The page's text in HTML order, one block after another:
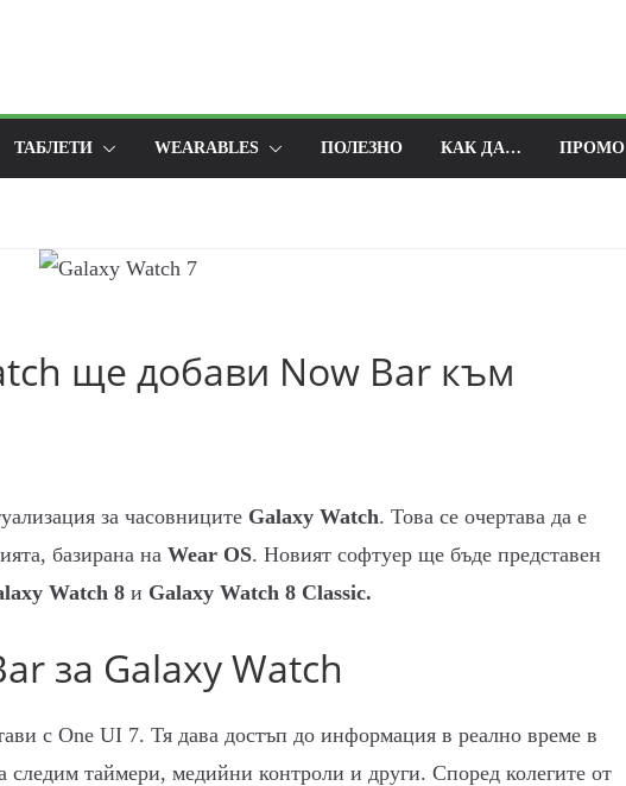
ТАБЛЕТИ WEARABLES ПОЛЕЗНО КАК ДА… ПРОМО
ще добави Now Bar към
за часовниците Galaxy Watch. Това се очертава да е
базирана на Wear OS. Новият софтуер ще бъде представен
Watch 8 и Galaxy Watch 8 Classic.
за Galaxy Watch
с One UI 7. Тя дава достъп до информация в реално време в
следим таймери, медийни контроли и други. Според колегите от